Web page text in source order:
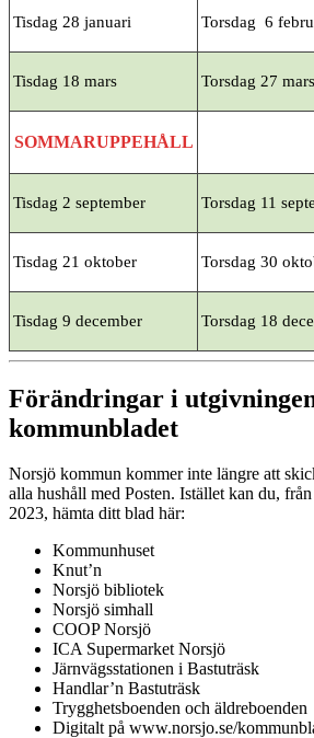
Tisdag 28 januari Torsdag 6
Tisdag 18 mars Torsdag 27 mars
SOMMARUPPEHÅLL
Tisdag 2 september Torsdag 11
Tisdag 21 oktober Torsdag 30
Tisdag 9 december Torsdag 18
Förändringar i
kommunbladet
Norsjö kommun kommer inte längre att
alla hushåll med Posten. Istället kan du,
2023, hämta ditt blad här:
Kommunhuset
Knut’n
Norsjö bibliotek
Norsjö simhall
COOP Norsjö
ICA Supermarket Norsjö
Järnvägsstationen i Bastuträsk
Handlar’n Bastuträsk
Trygghetsboenden och äldreboenden
Digitalt på www.norsjo.se/